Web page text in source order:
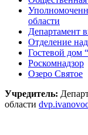
области
Департамент
Отделение
Гостевой дом
Роскомнадзор
Озеро Святое
Учредитель:
области